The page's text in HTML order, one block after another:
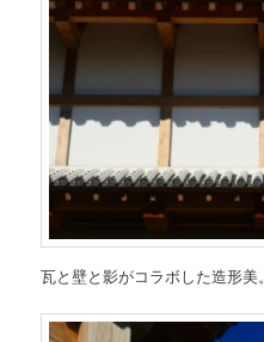
瓦と壁と影がコラボした造形美。